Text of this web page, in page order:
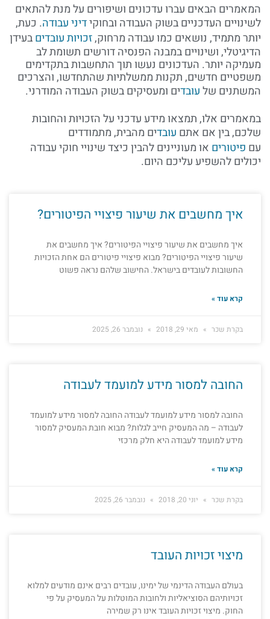
המאמרים הבאים עברו עדכונים ושיפורים על מנת להתאים
לשינויים העדכניים בשוק העבודה ובחוקידיני עבודה. כעת,
יותר מתמיד, נושאים כמו עבודה מרחוק,זכויות עובדיםבעידן
הדיגיטלי, ושינויים במבנה הפנסיה דורשים תשומת לב
מעמיקה יותר. העדכונים נעשו תוך התחשבות בתקדימים
משפטיים חדשים, תקנות ממשלתיות שהתחדשו, והצרכים
המשתנים שלעובדים ומעסיקים בשוק העבודה המודרני.
במאמרים אלו, תמצאו מידע עדכני על הזכויות והחובות
שלכם, בין אם אתם עובדים מהבית, מתמודדים
עם פיטורים או מעוניינים להבין כיצד שינויי חוקי עבודה
יכולים להשפיע עליכם היום.
איך מחשבים את שיעור פיצויי הפיטורים?
איך מחשבים את שיעור פיצויי הפיטורים? איך מחשבים את
שיעור פיצויי הפיטורים? מבוא פיצויי פיטורים הם אחת הזכויות
החשובות לעובדים בישראל. החישוב שלהם נראה פשוט
קרא עוד »
בקרת שכר מאי 29, 2018 נובמבר 26, 2025
החובה למסור מידע למועמד לעבודה
החובה למסור מידע למועמד לעבודה החובה למסור מידע למועמד
לעבודה – מה המעסיק חייב לגלות? מבוא חובת המעסיק למסור
מידע למועמד לעבודה היא חלק מרכזי
קרא עוד »
בקרת שכר יוני 20, 2018 נובמבר 26, 2025
מיצוי זכויות העובד
בעולם העבודה הדינמי של ימינו, עובדים רבים אינם מודעים למלוא
זכויותיהם הסוציאליות ולחובות המוטלות על המעסיק על פי
החוק. מיצוי זכויות העובד אינו רק שמירה